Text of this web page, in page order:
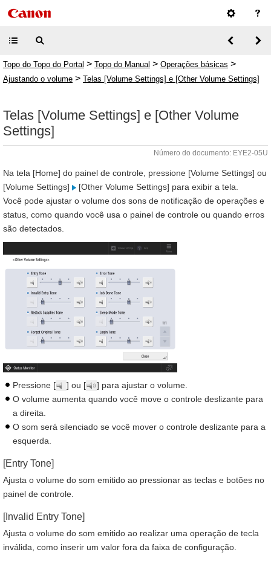
Topo do Topo do Portal > Topo do Manual > Operações básicas >
Ajustando o volume > Telas [Volume Settings] e [Other Volume Settings]
Telas [Volume Settings] e [Other Volume
Settings]
Número do documento: EYE2-05U
Na tela [Home] do painel de controle, pressione [Volume Settings] ou
[Volume Settings]
[Other Volume Settings] para exibir a tela.
Você pode ajustar o volume dos sons de notificação de operações e
status, como quando você usa o painel de controle ou quando erros
são detectados.
Pressione [ ] ou [
] para ajustar o volume.
O volume aumenta quando você move o controle deslizante para
a direita.
O som será silenciado se você mover o controle deslizante para a
esquerda.
[Entry Tone]
Ajusta o volume do som emitido ao pressionar as teclas e botões no
painel de controle.
[Invalid Entry Tone]
Ajusta o volume do som emitido ao realizar uma operação de tecla
inválida, como inserir um valor fora da faixa de configuração.